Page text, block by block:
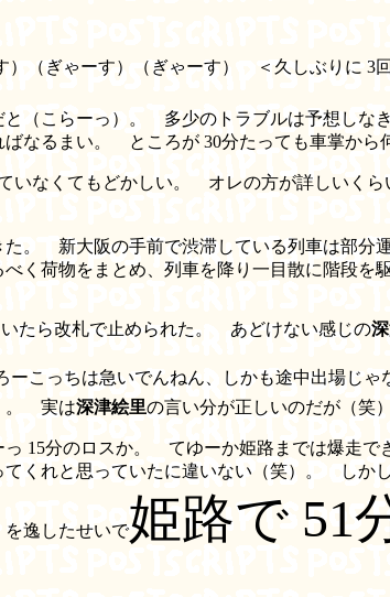
）（ぎゃーす）（ぎゃーす） ＜久しぶりに 3回
と（こらーっ）。 多少のトラブルは予想しな
なるまい。 ところが 30分たっても車掌から
いなくてもどかしい。 オレの方が詳しいく
新大阪の手前で渋滞している列車は部分運
荷物をまとめ、列車を降り一目散に階段を
たら改札で止められた。 あどけない感じの
こっちは急いでんねん、しかも途中出場じ
。 実は深津絵里の言い分が正しいのだが（笑
15分のロスか。 てゆーか姫路までは爆走で
くれと思っていたに違いない（笑）。 し
を逸したせいで姫路で 51